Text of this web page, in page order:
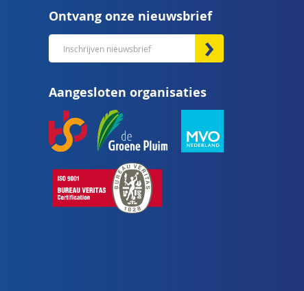
Ontvang onze nieuwsbrief
Abonneer
u
onze
nieuwsbrief
Aangesloten organisaties